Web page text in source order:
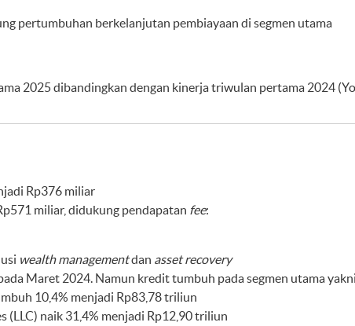
pertumbuhan berkelanjutan pembiayaan di segmen utama
2025 dibandingkan dengan kinerja triwulan pertama 2024
Rp376 miliar
miliar, didukung pendapatan fee:
wealth managementdan asset recovery
Maret 2024. Namun kredit tumbuh pada segmen utama
10,4% menjadi Rp83,78 triliun
(LLC) naik 31,4% menjadi Rp12,90 triliun